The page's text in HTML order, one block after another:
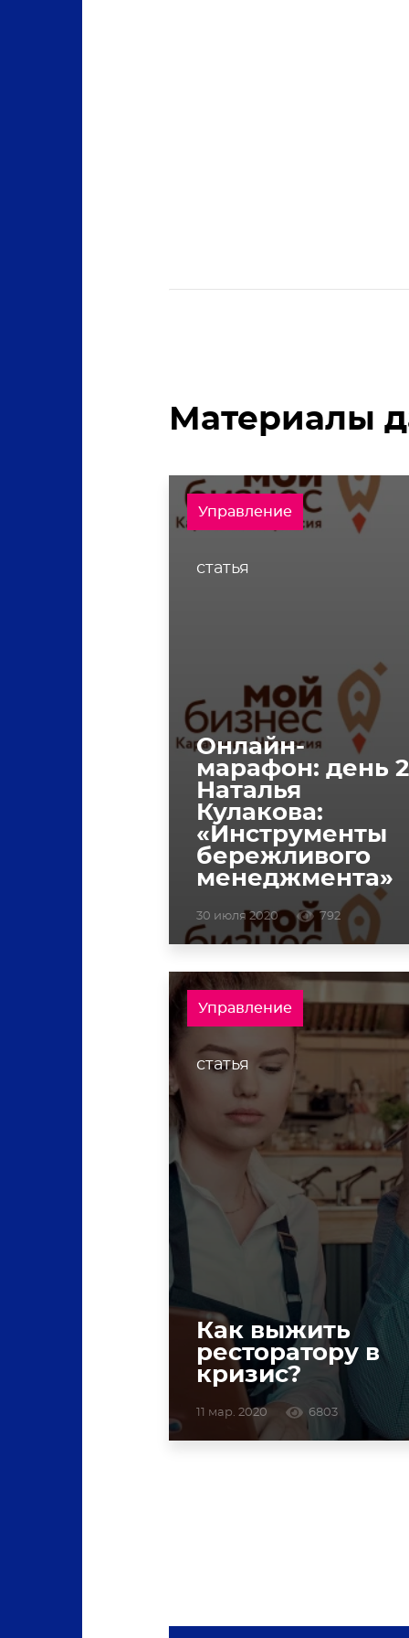
Материалы
Управление
статья
Онлайн-
марафон: день
Наталья
Кулакова:
«Инструменты
бережливого
менеджмента»
30 июля 2020 792
Управление
статья
Как выжить
ресторатору в
кризис?
11 мар. 2020 6803